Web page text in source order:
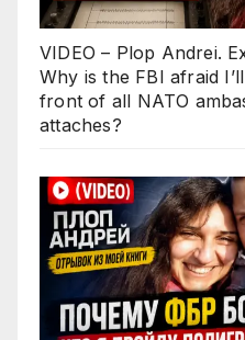
VIDEO – Plop Andrei.
Why is the FBI afraid
front of all NATO
attaches?